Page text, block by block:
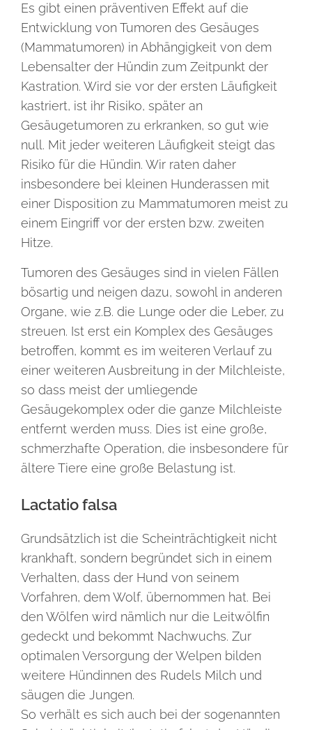
Es gibt einen präventiven Effekt auf die
Entwicklung von Tumoren des Gesäuges
(Mammatumoren) in Abhängigkeit von dem
Lebensalter der Hündin zum Zeitpunkt der
Kastration. Wird sie vor der ersten Läufigkeit
kastriert, ist ihr Risiko, später an
Gesäugetumoren zu erkranken, so gut wie
null. Mit jeder weiteren Läufigkeit steigt das
Risiko für die Hündin. Wir raten daher
insbesondere bei kleinen Hunderassen mit
einer Disposition zu Mammatumoren meist zu
einem Eingriff vor der ersten bzw. zweiten
Hitze.
Tumoren des Gesäuges sind in vielen Fällen
bösartig und neigen dazu, sowohl in anderen
Organe, wie z.B. die Lunge oder die Leber, zu
streuen. Ist erst ein Komplex des Gesäuges
betroffen, kommt es im weiteren Verlauf zu
einer weiteren Ausbreitung in der Milchleiste,
so dass meist der umliegende
Gesäugekomplex oder die ganze Milchleiste
entfernt werden muss. Dies ist eine große,
schmerzhafte Operation, die insbesondere für
ältere Tiere eine große Belastung ist.
Lactatio falsa
Grundsätzlich ist die Scheinträchtigkeit nicht
krankhaft, sondern begründet sich in einem
Verhalten, dass der Hund von seinem
Vorfahren, dem Wolf, übernommen hat. Bei
den Wölfen wird nämlich nur die Leitwölfin
gedeckt und bekommt Nachwuchs. Zur
optimalen Versorgung der Welpen bilden
weitere Hündinnen des Rudels Milch und
säugen die Jungen.
So verhält es sich auch bei der sogenannten